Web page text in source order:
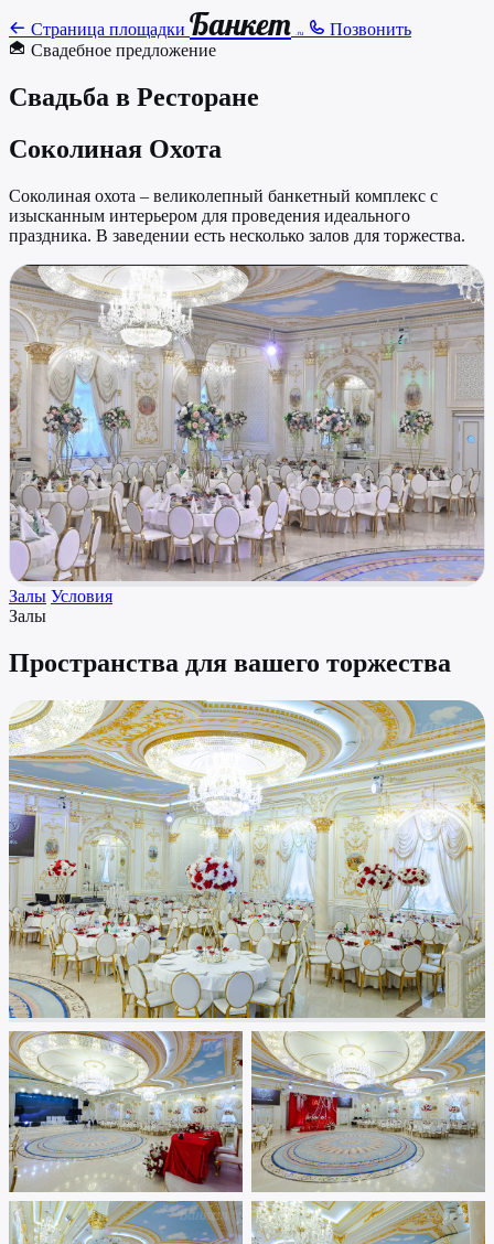
Страница площадки Банкет .ru
Позвонить
Свадебное предложение
Свадьба в Ресторане
Соколиная Охота
Соколиная охота – великолепный банкетный комплекс с
изысканным интерьером для проведения идеального
праздника. В заведении есть несколько залов для торжества.
Залы Условия
Залы
Пространства для вашего торжества